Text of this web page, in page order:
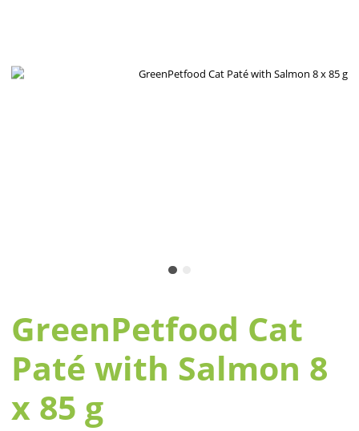
GreenPetfood Cat
Paté with Salmon 8
x 85 g